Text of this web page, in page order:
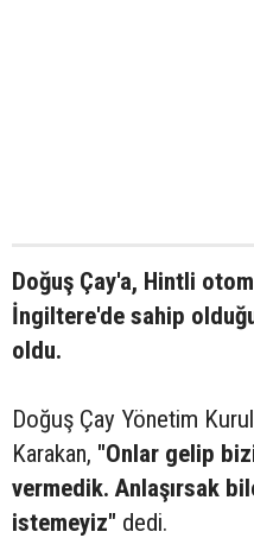
Doğuş Çay'a, Hintli
İngiltere'de sahip
oldu.
Doğuş Çay Yönetim
Karakan, "Onlar gelip
vermedik. Anlaşırsak
istemeyiz" dedi.